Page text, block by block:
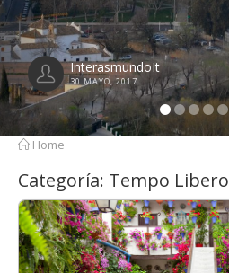
Home
Categoría: Tempo Libero